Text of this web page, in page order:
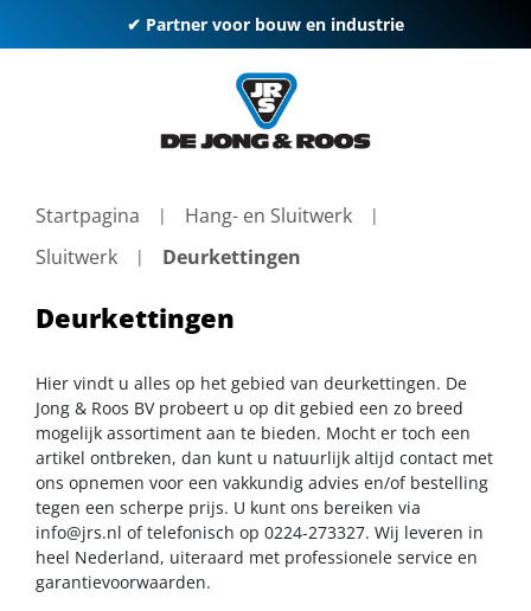
✔ Partner voor bouw en industrie
Startpagina
Hang- en Sluitwerk
Sluitwerk
Deurkettingen
Deurkettingen
Hier vindt u alles op het gebied van deurkettingen. De
Jong & Roos BV probeert u op dit gebied een zo breed
mogelijk assortiment aan te bieden. Mocht er toch een
artikel ontbreken, dan kunt u natuurlijk altijd contact met
ons opnemen voor een vakkundig advies en/of bestelling
tegen een scherpe prijs. U kunt ons bereiken via
info@jrs.nl of telefonisch op 0224-273327. Wij leveren in
heel Nederland, uiteraard met professionele service en
garantievoorwaarden.